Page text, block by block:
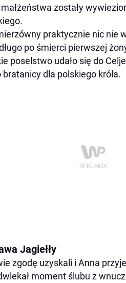
zostały
praktycznie nic nie
po śmierci pierwszej
poselstwo udało się do
bratanicy dla polskiego króla.
Jagiełły
zgodę uzyskali i Anna
moment ślubu z